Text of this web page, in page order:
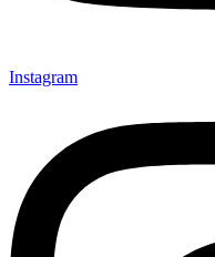
Instagram